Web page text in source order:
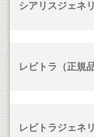
シアリスジェネ
レビトラ（正規
レビトラジェネ